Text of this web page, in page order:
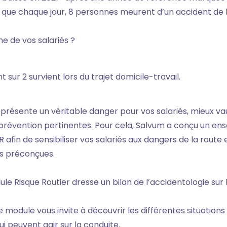
chaque jour, 8 personnes meurent d’un accident
de vos salariés ?
sur 2 survient lors du trajet domicile-travail.
un véritable danger pour vos salariés, mieux
pertinentes. Pour cela, Salvum a conçu un
afin de sensibiliser vos salariés aux dangers de la
préconçues.
Risque Routier dresse un bilan de l’accidentologie
module vous invite à découvrir les différentes